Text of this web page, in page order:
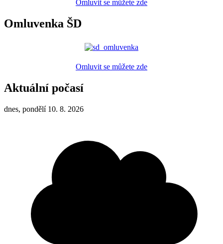
Omluvit se můžete zde
Omluvenka ŠD
Omluvit se můžete zde
Aktuální počasí
dnes, pondělí 10. 8. 2026